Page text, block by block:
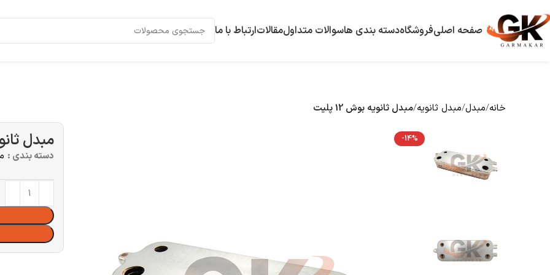
صفحه اصلیفروشگاهدسته بندی هاسوالات متداولمقالاتارتباط با ما
خانه مبدل مبدل ثانویه مبدل ثانویه بوش 12 پلیت
-14% مبدل
دسته بندی :